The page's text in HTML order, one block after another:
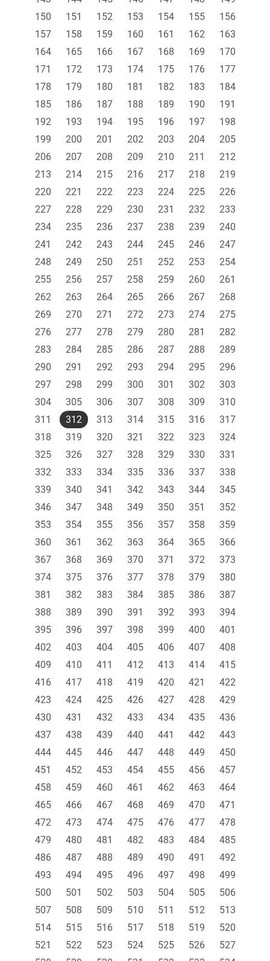
150
151 152 153 154 155
156
157
158 159 160 161 162
163
164
165 166 167 168 169
170
171
172 173 174 175 176
177
178
179 180 181 182 183
184
185
186 187 188 189 190
191
192
193 194 195 196 197
198
199
200 201 202 203 204
205
206
207 208 209 210 211
212
213
214 215 216 217 218
219
220
221 222 223 224 225
226
227
228 229 230 231 232
233
234
235 236 237 238 239
240
241
242 243 244 245 246
247
248
249 250 251 252 253
254
255
256 257 258 259 260
261
262
263 264 265 266 267
268
269
270 271 272 273 274
275
276
277 278 279 280 281
282
283
284 285 286 287 288
289
290
291 292 293 294 295
296
297
298 299 300 301 302
303
304
305 306 307 308 309
310
311
312 313 314 315 316
317
318
319 320 321 322 323
324
325
326 327 328 329 330
331
332
333 334 335 336 337
338
339
340 341 342 343 344
345
346
347 348 349 350 351
352
353
354 355 356 357 358
359
360
361 362 363 364 365
366
367
368 369 370 371 372
373
374
375 376 377 378 379
380
381
382 383 384 385 386
387
388
389 390 391 392 393
394
395
396 397 398 399 400
401
402
403 404 405 406 407
408
409
410 411 412 413 414
415
416
417 418 419 420 421
422
423
424 425 426 427 428
429
430
431 432 433 434 435
436
437
438 439 440 441 442
443
444
445 446 447 448 449
450
451
452 453 454 455 456
457
458
459 460 461 462 463
464
465
466 467 468 469 470
471
472
473 474 475 476 477
478
479
480 481 482 483 484
485
486
487 488 489 490 491
492
493
494 495 496 497 498
499
500
501 502 503 504 505
506
507
508 509 510 511 512
513
514
515 516 517 518 519
520
521
522 523 524 525 526
527